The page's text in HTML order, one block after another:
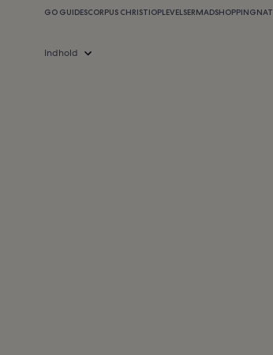
GO GUIDESCORPUS CHRISTIOPLEVELSERMADSHOPPING
Indhold